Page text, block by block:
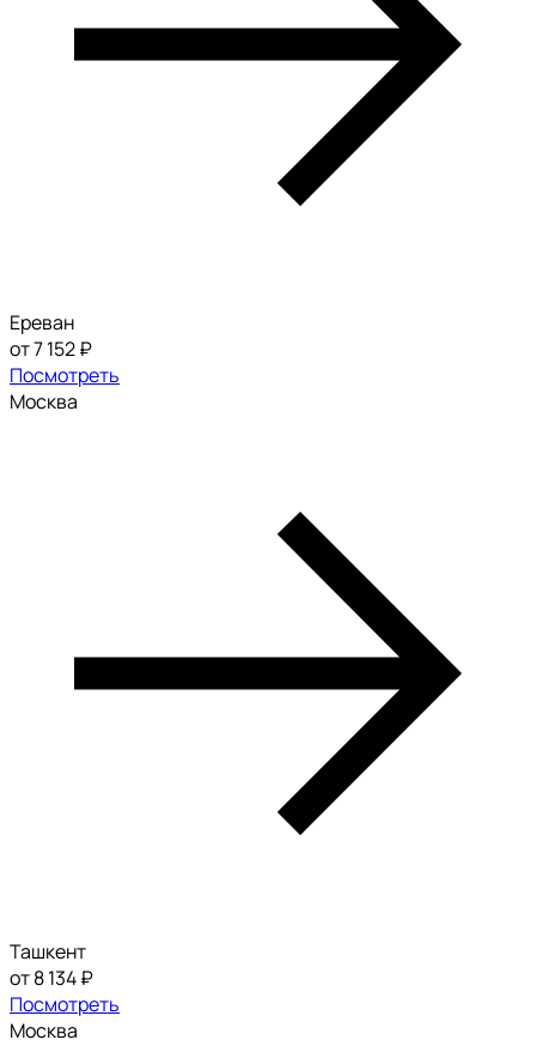
Ереван
от 7 152 ₽
Посмотреть
Москва
Ташкент
от 8 134 ₽
Посмотреть
Москва